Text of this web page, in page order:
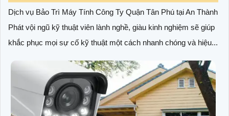
Dịch vụ Bảo Trì Máy Tính Công Ty Quận Tân Phú tại An Thành
Phát vội ngũ kỹ thuật viên lành nghề, giàu kinh nghiệm sẽ giúp
khắc phục mọi sự cố kỹ thuật một cách nhanh chóng và hiệu...